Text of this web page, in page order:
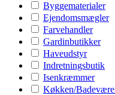
Byggematerialer
Ejendomsmægler
Farvehandler
Gardinbutikker
Haveudstyr
Indretningsbutik
Isenkræmmer
Køkken/